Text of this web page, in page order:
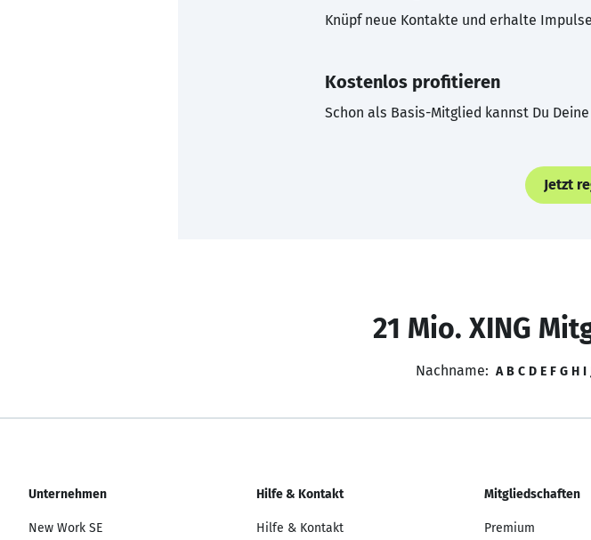
Knüpf neue Kontakte und erhalte
Kostenlos profitieren
Schon als Basis-Mitglied kannst Du
Jetzt
21 Mio. XING
Nachname: A B C D E F G H I
Unternehmen
New Work SE
Hilfe & Kontakt
Hilfe & Kontakt
Mitgliedschaften
Premium